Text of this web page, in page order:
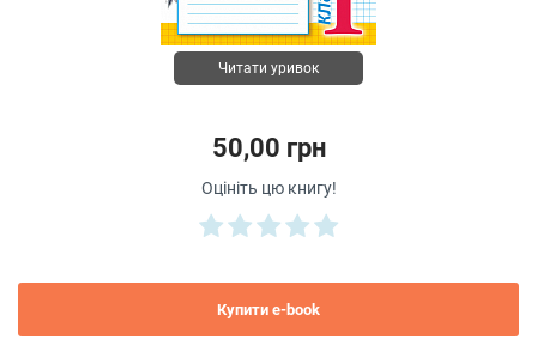
Читати уривок
50,00 грн
Оцініть цю книгу!
Купити e-book